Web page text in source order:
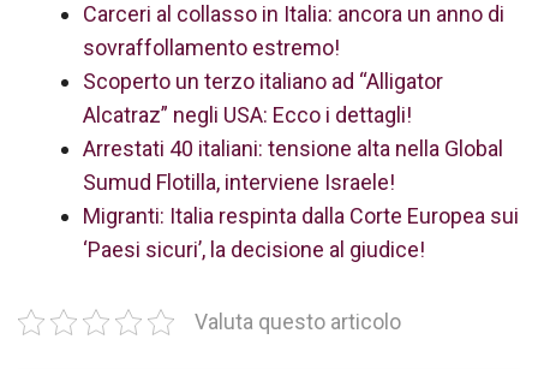
Carceri al collasso in Italia: ancora un anno di
sovraffollamento estremo!
Scoperto un terzo italiano ad “Alligator
Alcatraz” negli USA: Ecco i dettagli!
Arrestati 40 italiani: tensione alta nella Global
Sumud Flotilla, interviene Israele!
Migranti: Italia respinta dalla Corte Europea sui
‘Paesi sicuri’, la decisione al giudice!
Valuta questo articolo